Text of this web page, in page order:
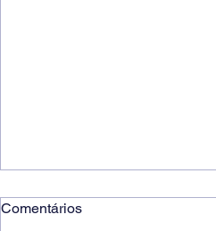
Comentários